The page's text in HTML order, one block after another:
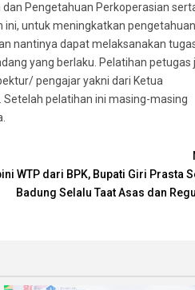
Pengetahuan Perkoperasian
ini, untuk meningkatkan pengetahuan
nantinya dapat melaksanakan
yang berlaku. Pelatihan petugas
pengajar yakni dari Ketua
Setelah pelatihan ini masing-masing
WTP dari BPK, Bupati Giri Prasta
Badung Selalu Taat Asas dan